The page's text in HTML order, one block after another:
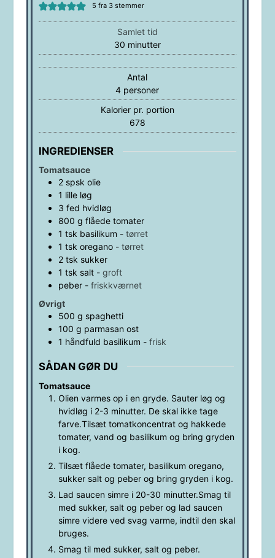
5 fra 3stemmer
Samlet tid
30minutter
minutter
Antal
4 personer
Kalorier pr. portion
678
INGREDIENSER
Tomatsauce
2 spsk olie
1 lille løg
3 fed hvidløg
800 g flåede tomater
1 tsk basilikum - tørret
1 tsk oregano- tørret
2 tsk sukker
1 tsk salt- groft
peber- friskkværnet
Øvrigt
500 g spaghetti
100 g parmasan ost
1 håndfuld basilikum - frisk
SÅDAN GØR DU
Tomatsauce
Olien varmes op i en gryde. Sauter løg og
hvidløg i 2-3 minutter. De skal ikke tage
farve.Tilsæt tomatkoncentrat og hakkede
tomater, vand og basilikum og bring gryden
i kog.
Tilsæt flåede tomater, basilikum oregano,
sukker salt og peber og bring gryden i kog.
Lad saucen simre i 20-30 minutter.Smag til
med sukker, salt og peber og lad saucen
simre videre ved svag varme, indtil den skal
bruges.
Smag til med sukker, salt og peber.